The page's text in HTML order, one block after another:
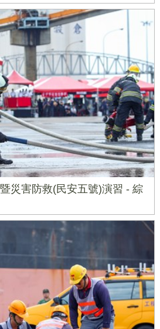
災害防救(民安五號)演習 - 綜